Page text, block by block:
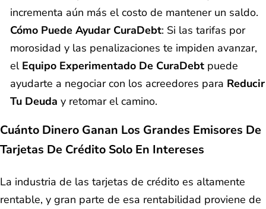
incrementa aún más el costo de mantener un saldo.
Cómo Puede Ayudar CuraDebt: Si las tarifas por
morosidad y las penalizaciones te impiden avanzar,
el Equipo Experimentado De CuraDebt puede
ayudarte a negociar con los acreedores para Reducir
Tu Deuda y retomar el camino.
Cuánto Dinero Ganan Los Grandes Emisores De
Tarjetas De Crédito Solo En Intereses
La industria de las tarjetas de crédito es altamente
rentable, y gran parte de esa rentabilidad proviene de